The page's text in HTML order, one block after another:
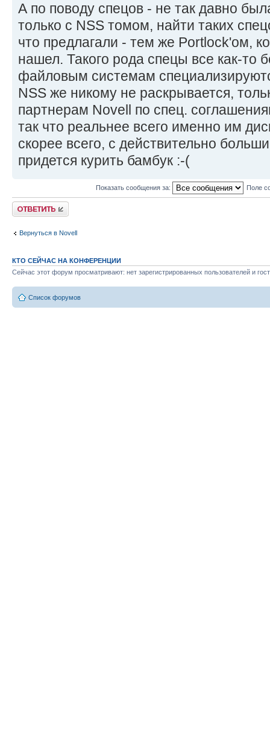
А по поводу спецов - не так давно
только с NSS томом, найти таких
что предлагали - тем же Portlock'ом,
нашел. Такого рода спецы все как-то
файловым системам
NSS же никому не раскрывается,
партнерам Novell по спец.
так что реальнее всего именно им
скорее всего, с действительно
придется курить бамбук :-(
Показать сообщения за: Поле
Ответить
Вернуться в Novell
КТО СЕЙЧАС НА КОНФЕРЕНЦИИ
Сейчас этот форум просматривают: нет зарегистрированных пользователей и
Список форумов